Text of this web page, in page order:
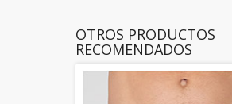
OTROS PRODUCTOS
RECOMENDADOS